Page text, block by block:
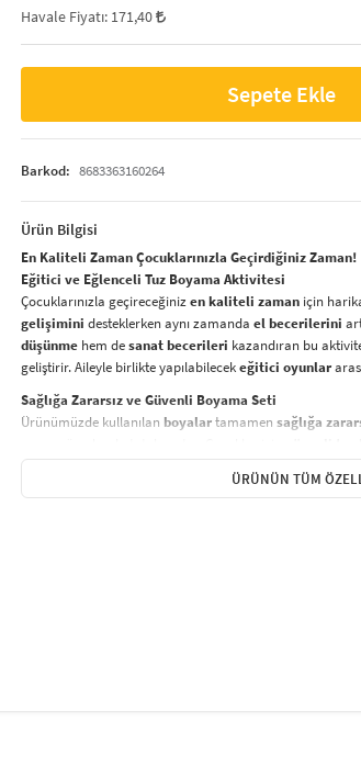
Havale Fiyatı: 171,40
Sepete Ekle
Barkod: 8683363160264
Ürün Bilgisi
En Kaliteli Zaman Çocuklarınızla Geçirdiğiniz Zaman!
Eğitici ve Eğlenceli Tuz Boyama Aktivitesi
Çocuklarınızla geçireceğiniz en kaliteli zaman için
gelişimini desteklerken aynı zamanda el becerilerini
düşünme hem desanat becerileri kazandıran bu
geliştirir. Aileyle birlikte yapılabilecekeğitici oyunlar
Sağlığa Zararsız ve Güvenli Boyama Seti
Ürünümüzde kullanılan boyalartamamen sağlığa
şekildeyaratıcı projeler yapmak için ideal bir seçenektir.
Nasıl Yapılır?
açık
ÜRÜNÜN TÜM